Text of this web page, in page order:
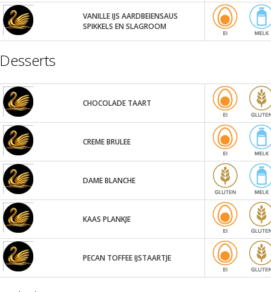
VANILLE IJS AARDBEIENSAUS
SPIKKELS EN SLAGROOM
Desserts
CHOCOLADE TAART
CREME BRULEE
DAME BLANCHE
KAAS PLANKJE
PECAN TOFFEE IJSTAARTJE